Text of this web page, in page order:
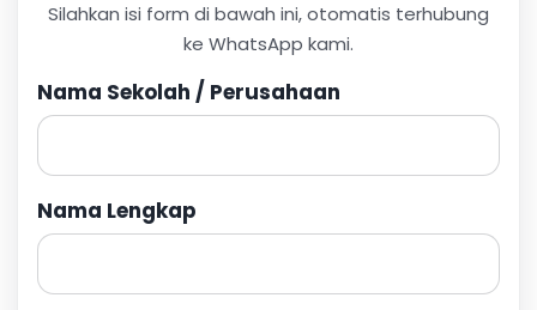
Silahkan isi form di bawah ini, otomatis terhubung
ke WhatsApp kami.
Nama Sekolah / Perusahaan
Nama Lengkap